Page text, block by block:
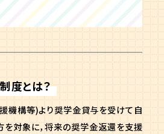
度とは？
機構等)より奨学金貸与を受けて自
対象に，将来の奨学金返還を支援